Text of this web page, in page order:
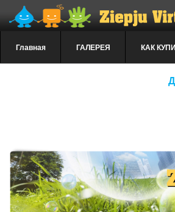
Главная ГАЛЕРЕЯ КАК